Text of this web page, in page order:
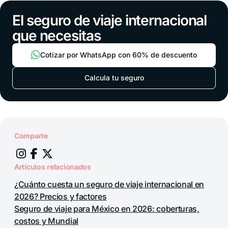
El seguro de viaje internacional
que necesitas
Cotizar por WhatsApp con 60% de descuento
Calcula tu seguro
Comparte
Artículos relacionados
¿Cuánto cuesta un seguro de viaje internacional en
2026? Precios y factores
Seguro de viaje para México en 2026: coberturas,
costos y Mundial